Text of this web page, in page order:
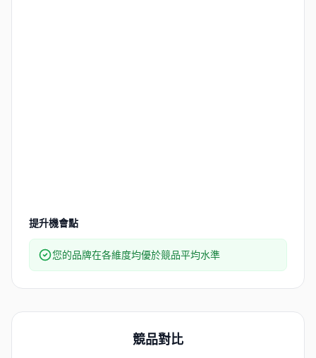
提升機會點
您的品牌在各維度均優於競品平均水準
競品對比